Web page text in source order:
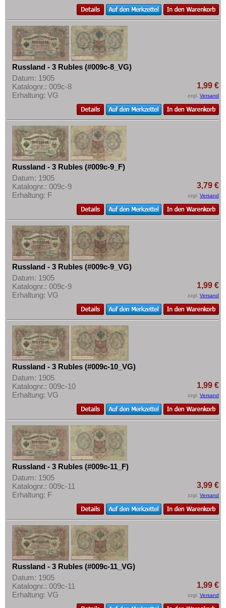
Russland - 3 Rubles (#009c-8_VG)
Datum: 1905
Katalognr.: 009c-8
Erhaltung: VG
1,99 €
zzgl. Versand
Russland - 3 Rubles (#009c-9_F)
Datum: 1905
Katalognr.: 009c-9
Erhaltung: F
3,79 €
zzgl. Versand
Russland - 3 Rubles (#009c-9_VG)
Datum: 1905
Katalognr.: 009c-9
Erhaltung: VG
1,99 €
zzgl. Versand
Russland - 3 Rubles (#009c-10_VG)
Datum: 1905
Katalognr.: 009c-10
Erhaltung: VG
1,99 €
zzgl. Versand
Russland - 3 Rubles (#009c-11_F)
Datum: 1905
Katalognr.: 009c-11
Erhaltung: F
3,99 €
zzgl. Versand
Russland - 3 Rubles (#009c-11_VG)
Datum: 1905
Katalognr.: 009c-11
Erhaltung: VG
1,99 €
zzgl. Versand